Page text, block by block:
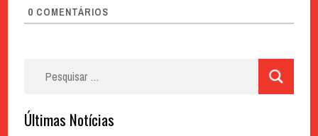
0 COMENTÁRIOS
Últimas Notícias